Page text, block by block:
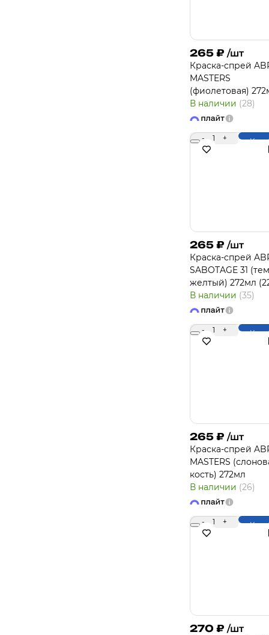
265 ₽ /шт
Краска-спрей
MASTERS
(фиолетовая)
В наличии (28)
- 1 +
265 ₽ /шт
Краска-спрей
SABOTAGE 31
желтый) 272мл
В наличии (35)
- 1 +
265 ₽ /шт
Краска-спрей
MASTERS
кость) 272мл
В наличии (26)
- 1 +
270 ₽ /шт